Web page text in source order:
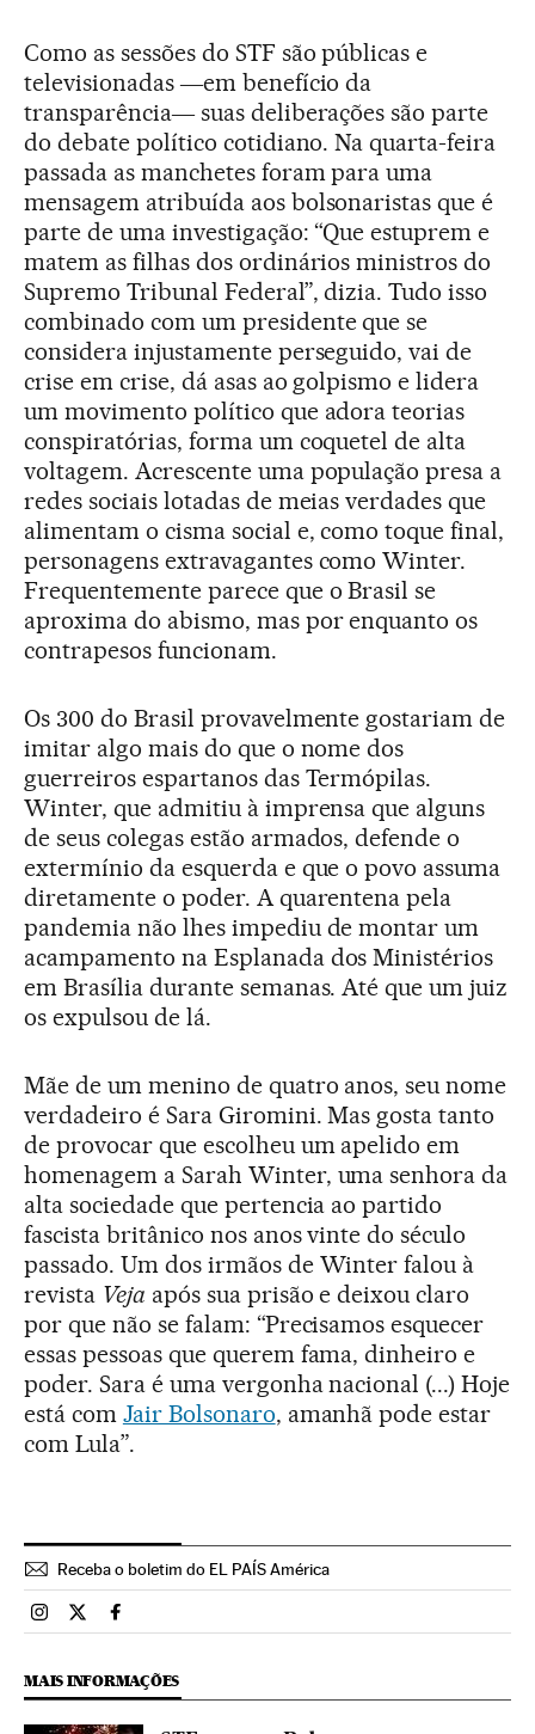
Como as sessões do STF são públicas e
televisionadas ―em benefício da
transparência― suas deliberações são parte
do debate político cotidiano. Na quarta-feira
passada as manchetes foram para uma
mensagem atribuída aos bolsonaristas que é
parte de uma investigação: “Que estuprem e
matem as filhas dos ordinários ministros do
Supremo Tribunal Federal”, dizia. Tudo isso
combinado com um presidente que se
considera injustamente perseguido, vai de
crise em crise, dá asas ao golpismo e lidera
um movimento político que adora teorias
conspiratórias, forma um coquetel de alta
voltagem. Acrescente uma população presa a
redes sociais lotadas de meias verdades que
alimentam o cisma social e, como toque final,
personagens extravagantes como Winter.
Frequentemente parece que o Brasil se
aproxima do abismo, mas por enquanto os
contrapesos funcionam.
Os 300 do Brasil provavelmente gostariam de
imitar algo mais do que o nome dos
guerreiros espartanos das Termópilas.
Winter, que admitiu à imprensa que alguns
de seus colegas estão armados, defende o
extermínio da esquerda e que o povo assuma
diretamente o poder. A quarentena pela
pandemia não lhes impediu de montar um
acampamento na Esplanada dos Ministérios
em Brasília durante semanas. Até que um juiz
os expulsou de lá.
Mãe de um menino de quatro anos, seu nome
verdadeiro é Sara Giromini. Mas gosta tanto
de provocar que escolheu um apelido em
homenagem a Sarah Winter, uma senhora da
alta sociedade que pertencia ao partido
fascista britânico nos anos vinte do século
passado. Um dos irmãos de Winter falou à
revista Veja após sua prisão e deixou claro
por que não se falam: “Precisamos esquecer
essas pessoas que querem fama, dinheiro e
poder. Sara é uma vergonha nacional (...) Hoje
está com Jair Bolsonaro, amanhã pode estar
com Lula”.
Receba o boletim do EL PAÍS América
Brasil El País Brasil en Instagram
Brasil El País Brasil en Twitter
Brasil El País Brasil en Facebook
MAIS INFORMAÇÕES